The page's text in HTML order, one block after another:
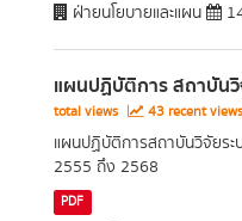
ฝ่ายนโยบายและแผน
แผนปฏิบัติการ สถาบัน
total views
43 recent views
แผนปฏิบัติการสถาบันวิจัยร
2555 ถึง 2568
PDF